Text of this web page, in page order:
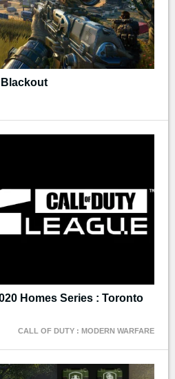
Homes Series : Toronto
CALL OF DUTY : MODERN WARFARE